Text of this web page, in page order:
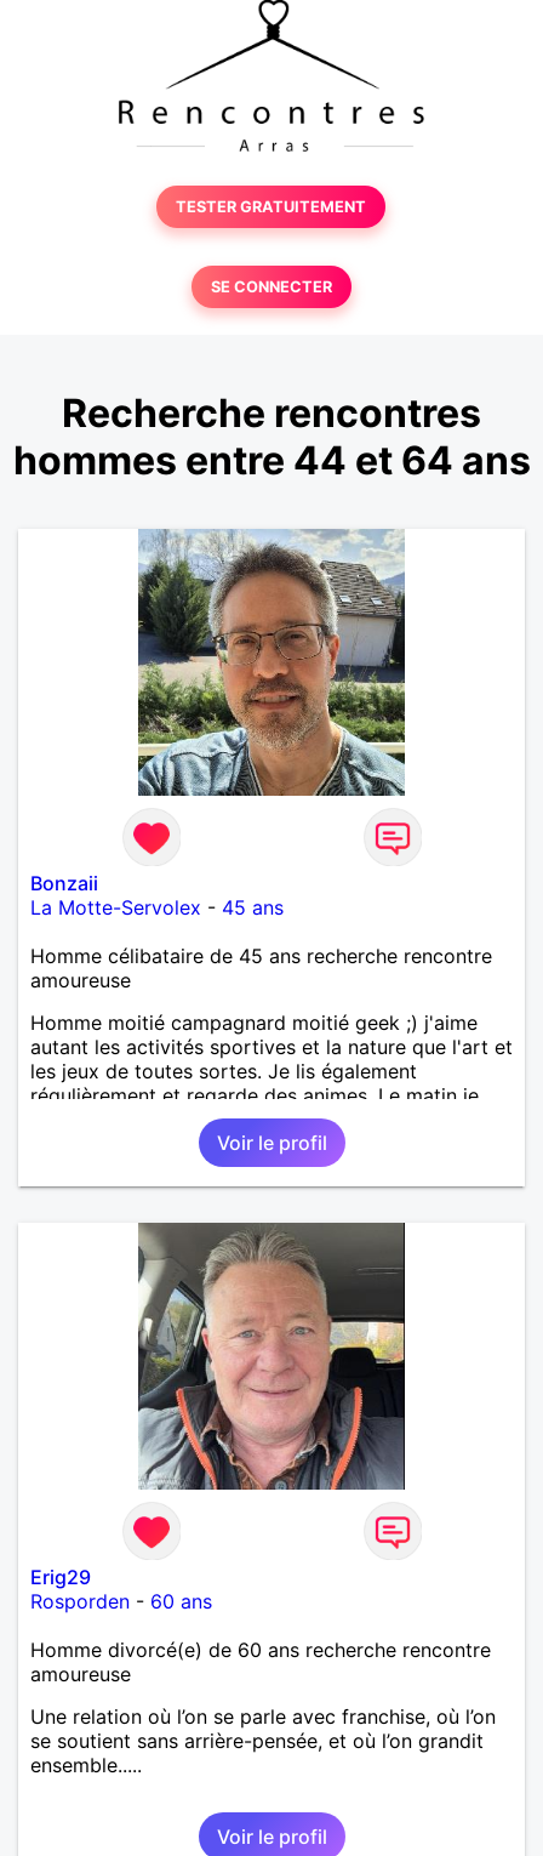
TESTER GRATUITEMENT
SE CONNECTER
Recherche rencontres
hommes entre 44 et 64 ans
Bonzaii
La Motte-Servolex - 45 ans
Homme célibataire de 45 ans recherche rencontre
amoureuse
Homme moitié campagnard moitié geek ;) j'aime
autant les activités sportives et la nature que l'art et
les jeux de toutes sortes. Je lis également
régulièrement et regarde des animes. Le matin je
travaille en grande distrib et l'après midi je suis
illustrateur freelance (en tentative de reconversion!).
Voir le profil
Erig29
Rosporden - 60 ans
Homme divorcé(e) de 60 ans recherche rencontre
amoureuse
Une relation où l’on se parle avec franchise, où l’on
se soutient sans arrière-pensée, et où l’on grandit
ensemble.....
Voir le profil